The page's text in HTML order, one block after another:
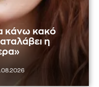
κάνω κακό
η